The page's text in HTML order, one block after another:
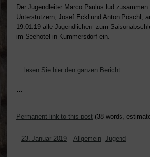
Der Jugendleiter Marco Paulus lud
Unterstützern, Josef Eckl und Anton Pöschl,
19.01.19 alle Jugendlichen zum
im Seehotel in Kummersdorf ein.
... lesen Sie hier den ganzen Bericht.
Permanent link to this post (38 words,
23. Januar 2019 Allgemein Jugend